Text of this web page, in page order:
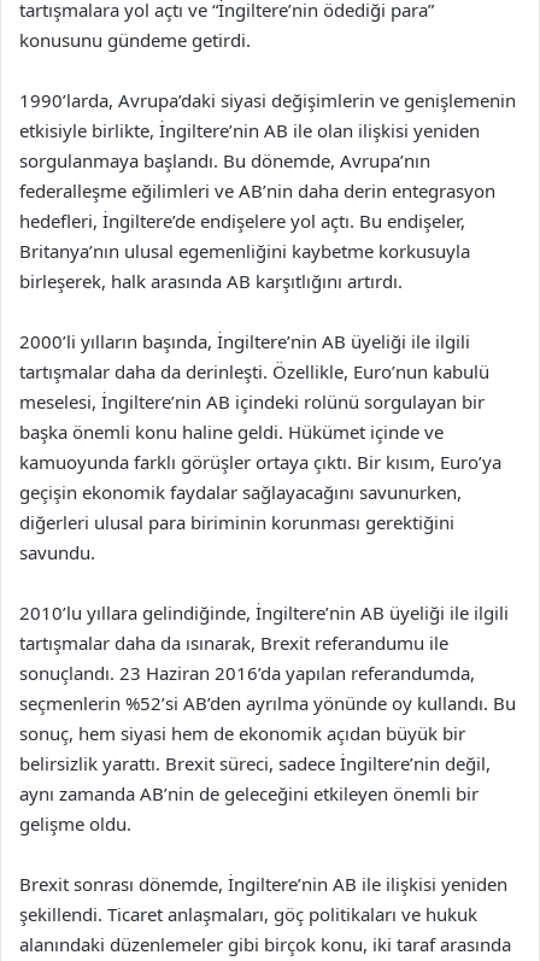
tartışmalara yol açtı ve “İngiltere’nin ödediği para”
konusunu gündeme getirdi.
1990’larda, Avrupa’daki siyasi değişimlerin ve genişlemenin
etkisiyle birlikte, İngiltere’nin AB ile olan ilişkisi yeniden
sorgulanmaya başlandı. Bu dönemde, Avrupa’nın
federalleşme eğilimleri ve AB’nin daha derin entegrasyon
hedefleri, İngiltere’de endişelere yol açtı. Bu endişeler,
Britanya’nın ulusal egemenliğini kaybetme korkusuyla
birleşerek, halk arasında AB karşıtlığını artırdı.
2000’li yılların başında, İngiltere’nin AB üyeliği ile ilgili
tartışmalar daha da derinleşti. Özellikle, Euro’nun kabulü
meselesi, İngiltere’nin AB içindeki rolünü sorgulayan bir
başka önemli konu haline geldi. Hükümet içinde ve
kamuoyunda farklı görüşler ortaya çıktı. Bir kısım, Euro’ya
geçişin ekonomik faydalar sağlayacağını savunurken,
diğerleri ulusal para biriminin korunması gerektiğini
savundu.
2010’lu yıllara gelindiğinde, İngiltere’nin AB üyeliği ile ilgili
tartışmalar daha da ısınarak, Brexit referandumu ile
sonuçlandı. 23 Haziran 2016’da yapılan referandumda,
seçmenlerin %52’si AB’den ayrılma yönünde oy kullandı. Bu
sonuç, hem siyasi hem de ekonomik açıdan büyük bir
belirsizlik yarattı. Brexit süreci, sadece İngiltere’nin değil,
aynı zamanda AB’nin de geleceğini etkileyen önemli bir
gelişme oldu.
Brexit sonrası dönemde, İngiltere’nin AB ile ilişkisi yeniden
şekillendi. Ticaret anlaşmaları, göç politikaları ve hukuk
alanındaki düzenlemeler gibi birçok konu, iki taraf arasında